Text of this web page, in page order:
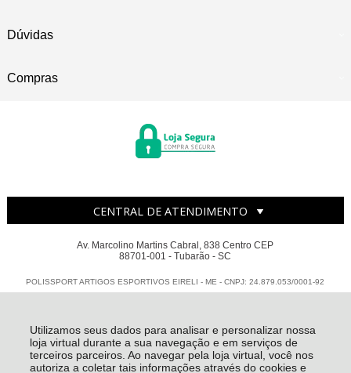
Utilizamos seus dados para analisar e personalizar nossa
loja virtual durante a sua navegação e em serviços de
terceiros parceiros. Ao navegar pela loja virtual, você nos
autoriza a coletar tais informações através do cookies e
Dúvidas
Compras
CENTRAL DE ATENDIMENTO
Av. Marcolino Martins Cabral, 838 Centro CEP
88701-001 - Tubarão - SC
POLISSPORT ARTIGOS ESPORTIVOS EIRELI - ME - CNPJ: 24.879.053/0001-92